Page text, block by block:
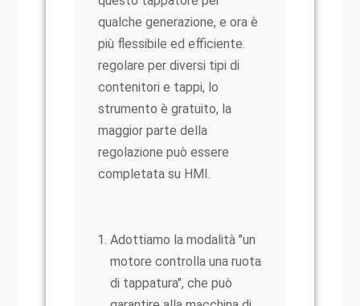
qualche generazione, e ora è
più flessibile ed efficiente.
regolare per diversi tipi di
contenitori e tappi, lo
strumento è gratuito, la
maggior parte della
regolazione può essere
completata su HMI.
Adottiamo la modalità "un
motore controlla una ruota
di tappatura", che può